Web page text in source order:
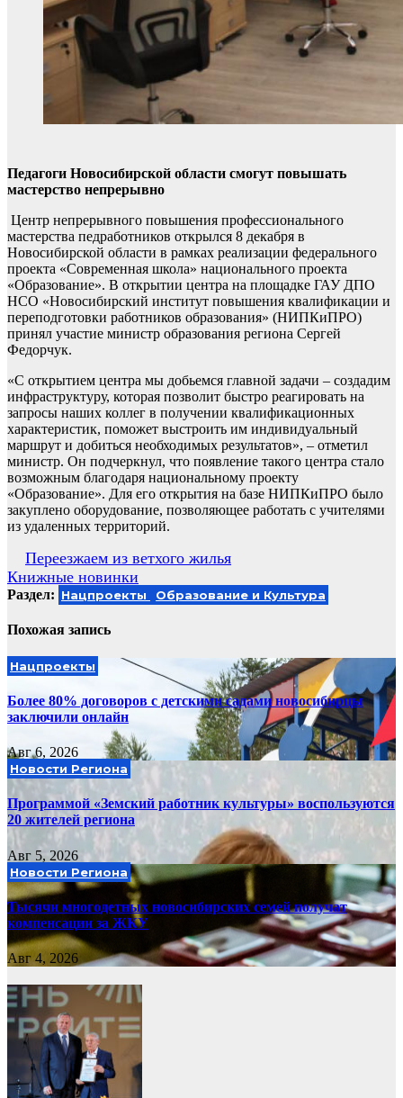
Педагоги Новосибирской области смогут повышать
мастерство непрерывно
Центр непрерывного повышения профессионального
мастерства педработников открылся 8 декабря в
Новосибирской области в рамках реализации федерального
проекта «Современная школа» национального проекта
«Образование». В открытии центра на площадке ГАУ ДПО
НСО «Новосибирский институт повышения квалификации и
переподготовки работников образования» (НИПКиПРО)
принял участие министр образования региона Сергей
Федорчук.
«С открытием центра мы добьемся главной задачи – создадим
инфраструктуру, которая позволит быстро реагировать на
запросы наших коллег в получении квалификационных
характеристик, поможет выстроить им индивидуальный
маршрут и добиться необходимых результатов», – отметил
министр. Он подчеркнул, что появление такого центра стало
возможным благодаря национальному проекту
«Образование». Для его открытия на базе НИПКиПРО было
закуплено оборудование, позволяющее работать с учителями
из удаленных территорий.
Навигация
по
записям
Переезжаем из ветхого жилья
Книжные новинки
Раздел: Нацпроекты Образование и Культура
Похожая запись
Нацпроекты
Более 80% договоров с детскими садами новосибирцы
заключили онлайн
Авг 6, 2026
Новости Региона
Программой «Земский работник культуры» воспользуются
20 жителей региона
Авг 5, 2026
Новости Региона
Тысячи многодетных новосибирских семей получат
компенсации за ЖКУ
Авг 4, 2026